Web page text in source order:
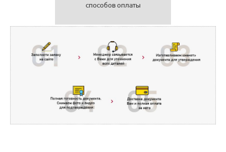
способов оплаты